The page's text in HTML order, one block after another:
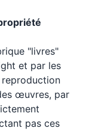
"livres"
et par les
œuvres, par
pas ces